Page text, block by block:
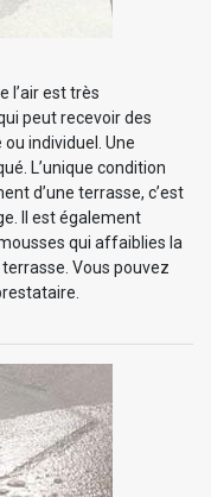
l’air est très
peut recevoir des
individuel. Une
L’unique condition
d’une terrasse, c’est
Il est également
qui affaiblies la
Vous pouvez